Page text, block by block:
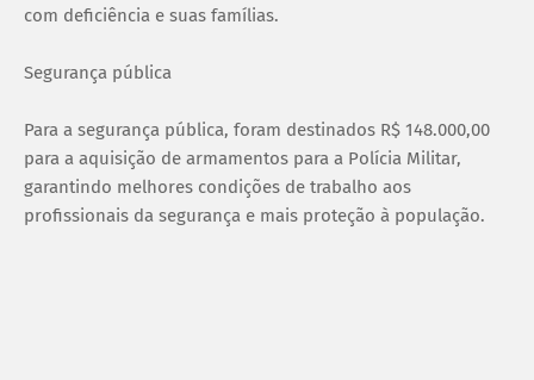
com deficiência e suas famílias.
Segurança pública
Para a segurança pública, foram destinados R$ 148.000,00
para a aquisição de armamentos para a Polícia Militar,
garantindo melhores condições de trabalho aos
profissionais da segurança e mais proteção à população.